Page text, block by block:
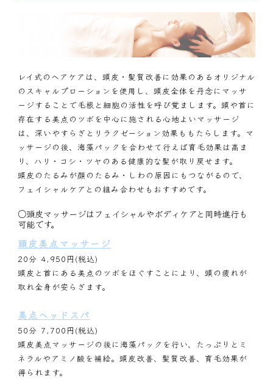
レイ式のヘアケアは、頭皮・髪質改善に効果のあるオリジナル
のスキャルプローションを使用し、頭皮全体を丹念にマッサ
ージすることで毛根と細胞の活性を呼び覚まします。頭や首に
存在する美点のツボを中心に施される心地よいマッサージ
は、深いやすらぎとリラクゼーション効果ももたらします。マ
ッサージの後、海藻パックを合わせて行えば育毛効果は高ま
り、ハリ・コシ・ツヤのある健康的な髪が取り戻せます。
頭皮のたるみが顔のたるみ・しわの原因にもつながるので、
フェイシャルケアとの組み合わせもおすすめです。
○頭皮マッサージはフェイシャルやボディケアと同時進行も
可能です。
頭皮美点マッサージ
20分 4,950円(税込)
頭皮と首にある美点のツボをほぐすことにより、頭の疲れが
取れ全身が安らぎます。
美点ヘッドスパ
50分 7,700円(税込)
頭皮美点マッサージの後に海藻パックを行い、たっぷりとミ
ネラルやアミノ酸を補給。頭皮改善、髪質改善、育毛効果が
得られます。